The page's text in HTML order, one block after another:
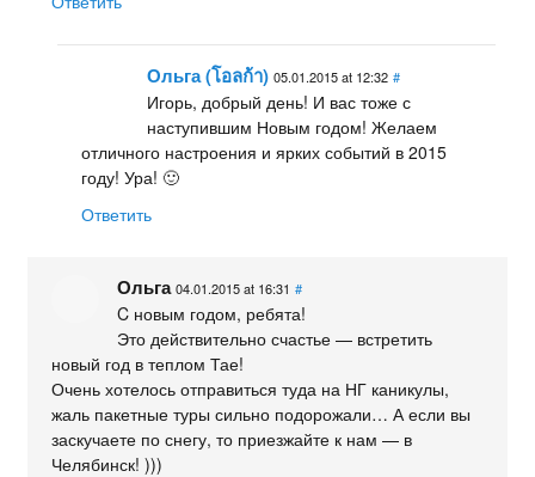
Ольга (โอลก้า) 05.01.2015 at 12:32 #
Игорь, добрый день! И вас тоже с
наступившим Новым годом! Желаем
отличного настроения и ярких событий в 2015
году! Ура! 🙂
Ответить
Ольга 04.01.2015 at 16:31 #
C новым годом, ребята!
Это действительно счастье — встретить
новый год в теплом Тае!
Очень хотелось отправиться туда на НГ каникулы,
жаль пакетные туры сильно подорожали… А если вы
заскучаете по снегу, то приезжайте к нам — в
Челябинск! )))